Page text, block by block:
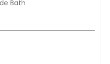
Bath